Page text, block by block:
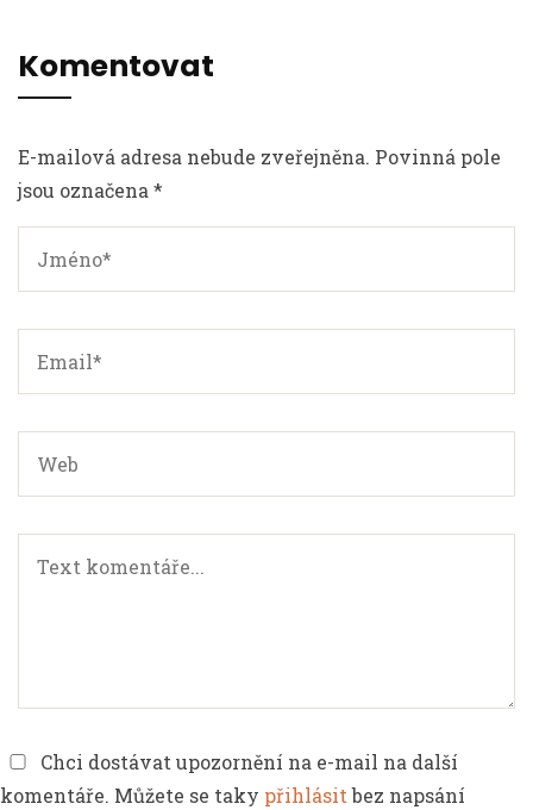
Komentovat
E-mailová adresa nebude zveřejněna. Povinná pole
jsou označena *
Chci dostávat upozornění na e-mail na další
komentáře. Můžete se taky přihlásitbez napsání